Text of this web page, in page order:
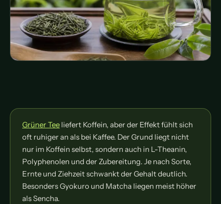
Grüner Tee liefert Koffein, aber der Effekt fühlt sich
oft ruhiger an als bei Kaffee. Der Grund liegt nicht
nur im Koffein selbst, sondern auch in L-Theanin,
Polyphenolen und der Zubereitung. Je nach Sorte,
Ernte und Ziehzeit schwankt der Gehalt deutlich.
Besonders Gyokuro und Matcha liegen meist höher
als Sencha.